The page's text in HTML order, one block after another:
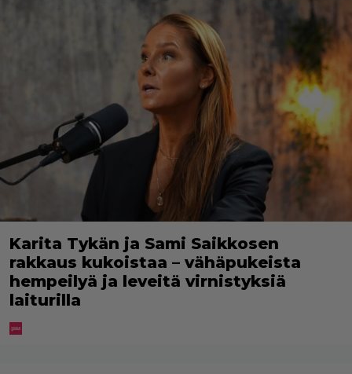
Karita Tykän ja Sami Saikkosen
rakkaus kukoistaa – vähäpukeista
hempeilyä ja leveitä virnistyksiä
laiturilla